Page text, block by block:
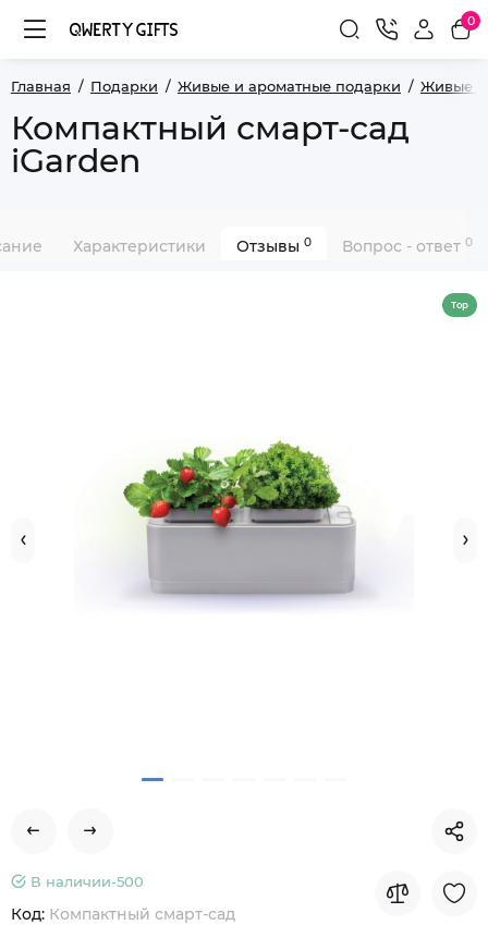
0
Главная Подарки Живые и ароматные подарки Живые
Компактный смарт-сад
iGarden
Характеристики Отзывы 0 Вопрос - ответ 0
Top
В наличии-500
Код: Компактный смарт-сад